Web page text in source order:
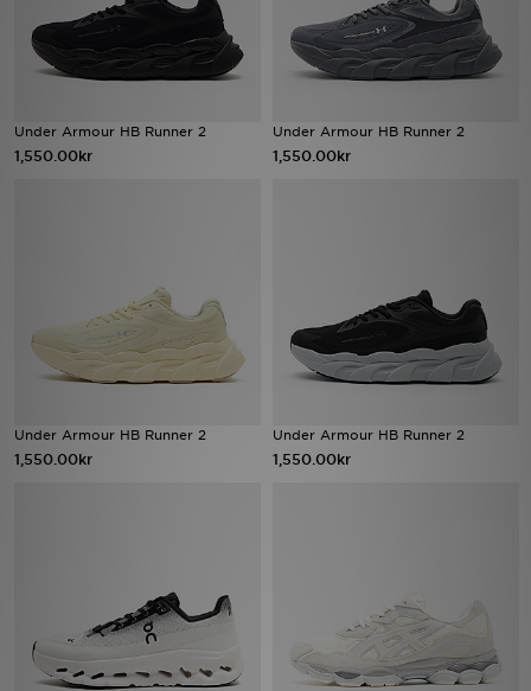
Under Armour HB Runner 2
1,550.00kr
Under Armour HB Runner 2
1,550.00kr
Under Armour HB Runner 2
1,550.00kr
Under Armour HB Runner 2
1,550.00kr
Sport
Ladda ner appen
Kundservice
JD Blogg